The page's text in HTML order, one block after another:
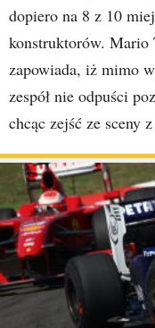
dopiero na 8 z 10
konstruktorów. Mario
zapowiada, iż mimo
zespół nie odpuści
chcąc zejść ze sceny